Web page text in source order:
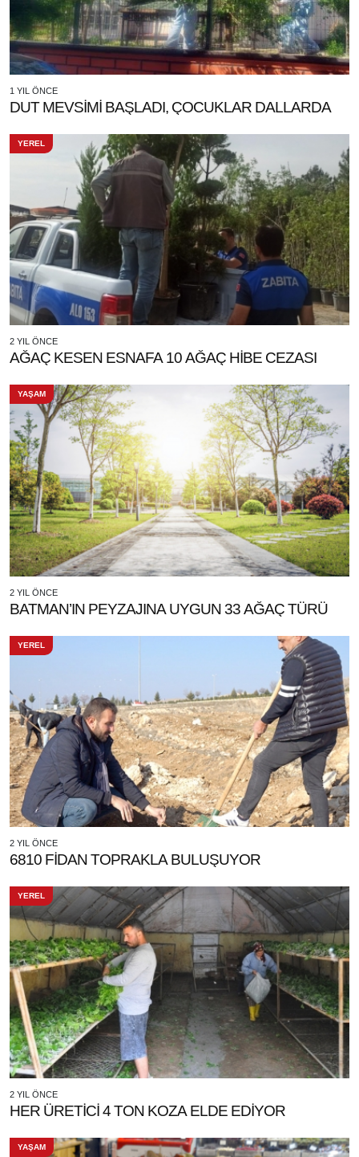
1 YIL ÖNCE
DUT MEVSİMİ BAŞLADI, ÇOCUKLAR DALLARDA
YEREL
2 YIL ÖNCE
AĞAÇ KESEN ESNAFA 10 AĞAÇ HİBE CEZASI
YAŞAM
2 YIL ÖNCE
BATMAN’IN PEYZAJINA UYGUN 33 AĞAÇ TÜRÜ
YEREL
2 YIL ÖNCE
6810 FİDAN TOPRAKLA BULUŞUYOR
YEREL
2 YIL ÖNCE
HER ÜRETİCİ 4 TON KOZA ELDE EDİYOR
YAŞAM